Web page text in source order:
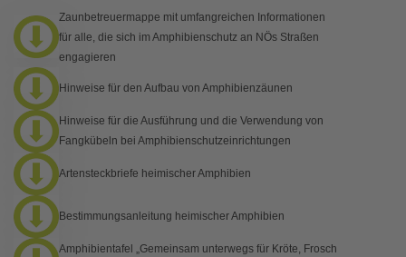
Zaunbetreuermappe mit umfangreichen Informationen
für alle, die sich im Amphibienschutz an NÖs Straßen
engagieren
Hinweise für den Aufbau von Amphibienzäunen
Hinweise für die Ausführung und die Verwendung von
Fangkübeln bei Amphibienschutzeinrichtungen
Artensteckbriefe heimischer Amphibien
Bestimmungsanleitung heimischer Amphibien
Amphibientafel „Gemeinsam unterwegs für Kröte, Frosch